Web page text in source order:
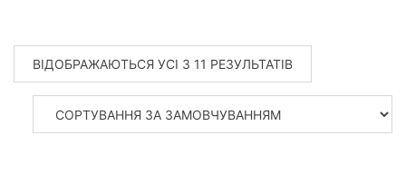
ВІДОБРАЖАЮТЬСЯ УСІ З 11 РЕЗУЛЬТАТІВ